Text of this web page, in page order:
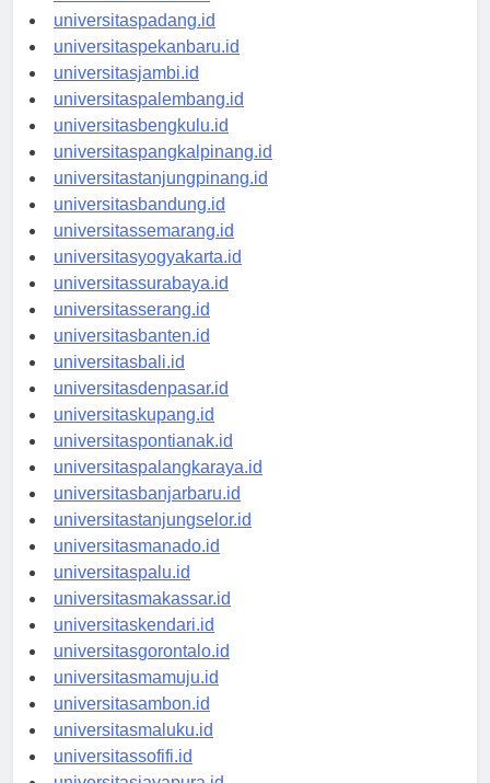
universitasmedan.id
universitaspadang.id
universitaspekanbaru.id
universitasjambi.id
universitaspalembang.id
universitasbengkulu.id
universitaspangkalpinang.id
universitastanjungpinang.id
universitasbandung.id
universitassemarang.id
universitasyogyakarta.id
universitassurabaya.id
universitasserang.id
universitasbanten.id
universitasbali.id
universitasdenpasar.id
universitaskupang.id
universitaspontianak.id
universitaspalangkaraya.id
universitasbanjarbaru.id
universitastanjungselor.id
universitasmanado.id
universitaspalu.id
universitasmakassar.id
universitaskendari.id
universitasgorontalo.id
universitasmamuju.id
universitasambon.id
universitasmaluku.id
universitassofifi.id